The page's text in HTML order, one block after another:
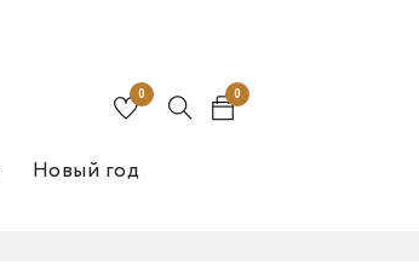
0
0
Новый год